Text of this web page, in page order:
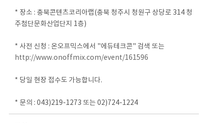
* 장소 : 충북콘텐츠코리아랩(충북 청주시 청원구 상당로 314 청
주첨단문화산업단지 1층)
* 사전 신청 : 온오프믹스에서 "에듀테크콘" 검색 또는
http://www.onoffmix.com/event/161596
* 당일 현장 접수도 가능합니다.
* 문의 : 043)219-1273 또는 02)724-1224